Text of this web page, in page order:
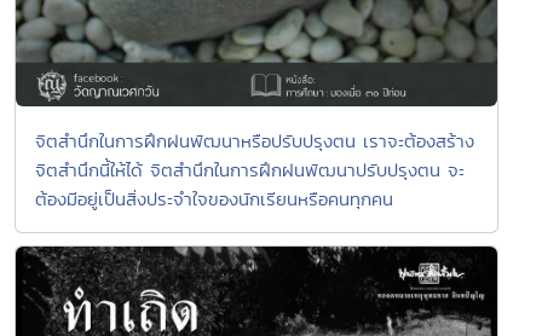
จิตสำนึกในการฝึกฝนพัฒนาหรือปรับปรุงตน เราจะต้องสร้าง
จิตสำนึกนี้ให้ได้ จิตสำนึกในการฝึกฝนพัฒนาปรับปรุงตน จะ
ต้องมีอยู่เป็นสิ่งประจำใจของนักเรียนหรือคนทุกคน